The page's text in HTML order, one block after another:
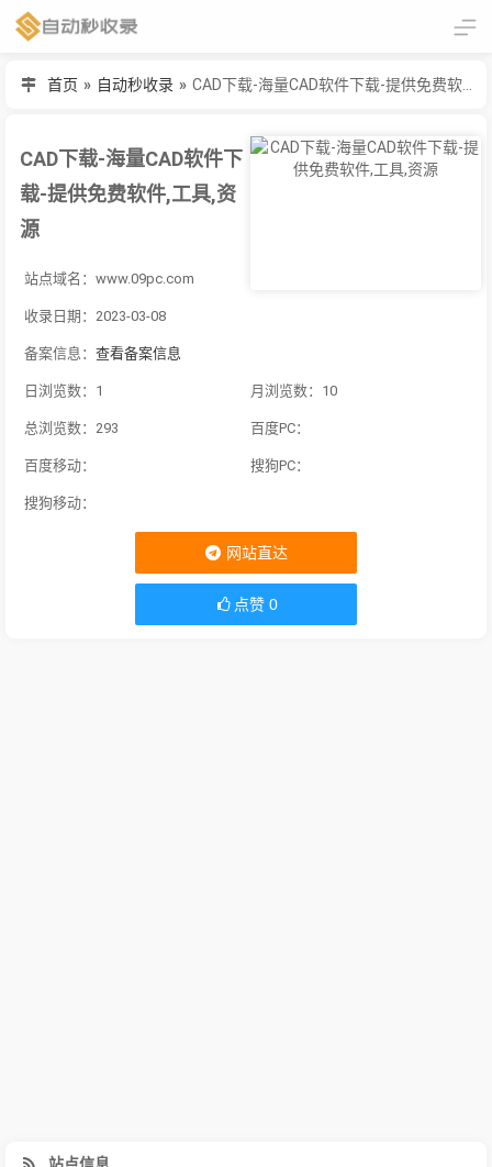
首页 » 自动秒收录 »
CAD下载-海量CAD软件下
载-提供免费软件,工具,资
源
站点域名：www.09pc.com
收录日期：2023-03-08
备案信息： 查看备案信息
日浏览数：1 月浏览数：10
总浏览数：293 百度PC：
百度移动： 搜狗PC：
搜狗移动：
网站直达
点赞 0